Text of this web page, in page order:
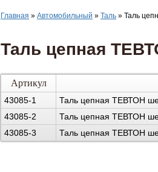
Главная » Автомобильный » Таль » Таль
Таль цепная
Артикул
43085-1 Таль цепная ТЕВТОН
43085-2
Таль цепная ТЕВТОН
43085-3
Таль цепная ТЕВТОН